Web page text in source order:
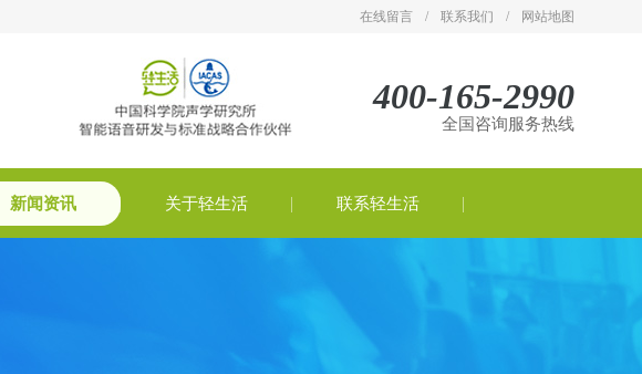
在线留言 / 联系我们 / 网站地图
400-165-2990
全国咨询服务热线
新闻资讯 关于轻生活 联系轻生活